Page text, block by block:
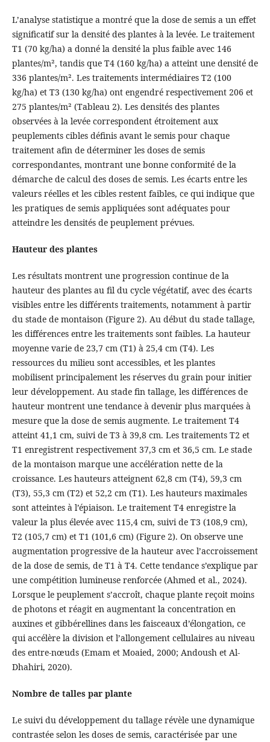
L’analyse statistique a montré que la dose de semis a un effet
significatif sur la densité des plantes à la levée. Le traitement
T1 (70 kg/ha) a donné la densité la plus faible avec 146
plantes/m², tandis que T4 (160 kg/ha) a atteint une densité de
336 plantes/m². Les traitements intermédiaires T2 (100
kg/ha) et T3 (130 kg/ha) ont engendré respectivement 206 et
275 plantes/m² (Tableau 2). Les densités des plantes
observées à la levée correspondent étroitement aux
peuplements cibles définis avant le semis pour chaque
traitement afin de déterminer les doses de semis
correspondantes, montrant une bonne conformité de la
démarche de calcul des doses de semis. Les écarts entre les
valeurs réelles et les cibles restent faibles, ce qui indique que
les pratiques de semis appliquées sont adéquates pour
atteindre les densités de peuplement prévues.
Hauteur des plantes
Les résultats montrent une progression continue de la
hauteur des plantes au fil du cycle végétatif, avec des écarts
visibles entre les différents traitements, notamment à partir
du stade de montaison (Figure 2). Au début du stade tallage,
les différences entre les traitements sont faibles. La hauteur
moyenne varie de 23,7 cm (T1) à 25,4 cm (T4). Les
ressources du milieu sont accessibles, et les plantes
mobilisent principalement les réserves du grain pour initier
leur développement. Au stade fin tallage, les différences de
hauteur montrent une tendance à devenir plus marquées à
mesure que la dose de semis augmente. Le traitement T4
atteint 41,1 cm, suivi de T3 à 39,8 cm. Les traitements T2 et
T1 enregistrent respectivement 37,3 cm et 36,5 cm. Le stade
de la montaison marque une accélération nette de la
croissance. Les hauteurs atteignent 62,8 cm (T4), 59,3 cm
(T3), 55,3 cm (T2) et 52,2 cm (T1). Les hauteurs maximales
sont atteintes à l’épiaison. Le traitement T4 enregistre la
valeur la plus élevée avec 115,4 cm, suivi de T3 (108,9 cm),
T2 (105,7 cm) et T1 (101,6 cm) (Figure 2). On observe une
augmentation progressive de la hauteur avec l’accroissement
de la dose de semis, de T1 à T4. Cette tendance s’explique par
une compétition lumineuse renforcée (Ahmed et al., 2024).
Lorsque le peuplement s’accroît, chaque plante reçoit moins
de photons et réagit en augmentant la concentration en
auxines et gibbérellines dans les faisceaux d’élongation, ce
qui accélère la division et l’allongement cellulaires au niveau
des entre-nœuds (Emam et Moaied, 2000; Andoush et Al-
Dhahiri, 2020).
Nombre de talles par plante
Le suivi du développement du tallage révèle une dynamique
contrastée selon les doses de semis, caractérisée par une